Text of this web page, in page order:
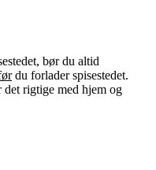
bør du altid
du forlader spisestedet.
rigtige med hjem og